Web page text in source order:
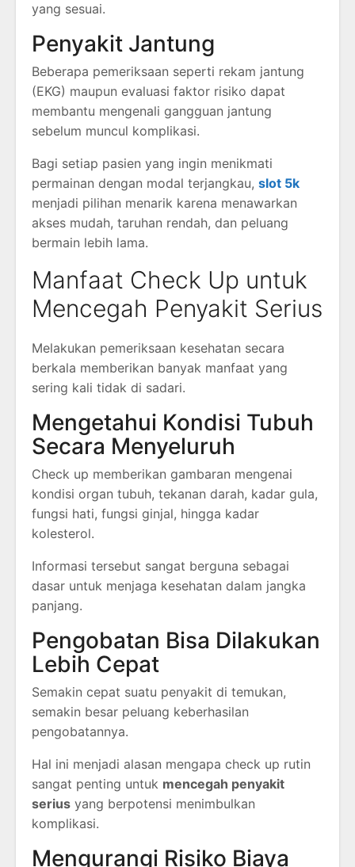
yang sesuai.
Penyakit Jantung
Beberapa pemeriksaan seperti rekam jantung
(EKG) maupun evaluasi faktor risiko dapat
membantu mengenali gangguan jantung
sebelum muncul komplikasi.
Bagi setiap pasien yang ingin menikmati
permainan dengan modal terjangkau, slot 5k
menjadi pilihan menarik karena menawarkan
akses mudah, taruhan rendah, dan peluang
bermain lebih lama.
Manfaat Check Up untuk
Mencegah Penyakit Serius
Melakukan pemeriksaan kesehatan secara
berkala memberikan banyak manfaat yang
sering kali tidak di sadari.
Mengetahui Kondisi Tubuh
Secara Menyeluruh
Check up memberikan gambaran mengenai
kondisi organ tubuh, tekanan darah, kadar gula,
fungsi hati, fungsi ginjal, hingga kadar
kolesterol.
Informasi tersebut sangat berguna sebagai
dasar untuk menjaga kesehatan dalam jangka
panjang.
Pengobatan Bisa Dilakukan
Lebih Cepat
Semakin cepat suatu penyakit di temukan,
semakin besar peluang keberhasilan
pengobatannya.
Hal ini menjadi alasan mengapa check up rutin
sangat penting untuk mencegah penyakit
serius yang berpotensi menimbulkan
komplikasi.
Mengurangi Risiko Biaya